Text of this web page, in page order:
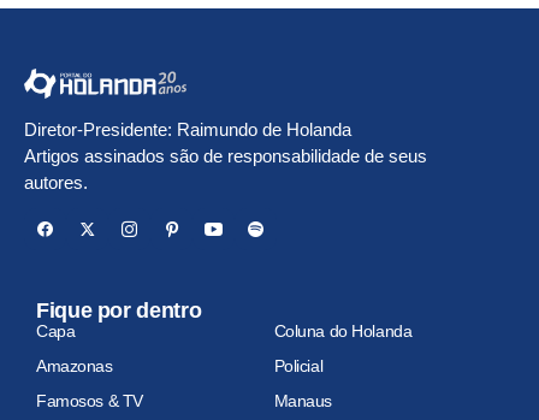
Diretor-Presidente: Raimundo de Holanda
Artigos assinados são de responsabilidade de seus
autores.
Fique por dentro
Capa
Coluna do Holanda
Amazonas
Policial
Famosos & TV
Manaus